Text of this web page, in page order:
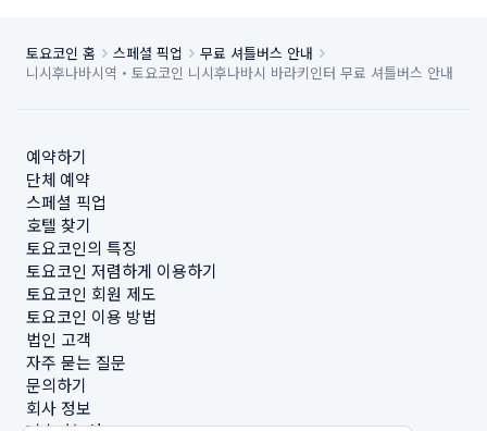
토요코인 홈 스페셜 픽업
무료 셔틀버스 안내
니시후나바시역・토요코인 니시후나바시 바라키인터 무료 셔틀버스 안내
예약하기
단체 예약
스페셜 픽업
호텔 찾기
토요코인의 특징
토요코인 저렴하게 이용하기
토요코인 회원 제도
토요코인 이용 방법
법인 고객
자주 묻는 질문
문의하기
회사 정보